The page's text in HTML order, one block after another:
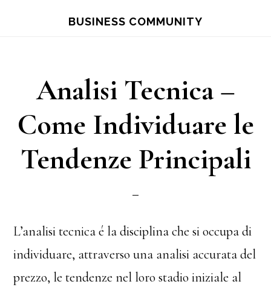
BUSINESS COMMUNITY
Analisi Tecnica –
Come Individuare le
Tendenze Principali
L’analisi tecnica é la disciplina che si occupa di
individuare, attraverso una analisi accurata del
prezzo, le tendenze nel loro stadio iniziale al